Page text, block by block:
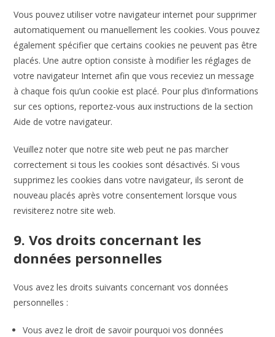
Vous pouvez utiliser votre navigateur internet pour supprimer
automatiquement ou manuellement les cookies. Vous pouvez
également spécifier que certains cookies ne peuvent pas être
placés. Une autre option consiste à modifier les réglages de
votre navigateur Internet afin que vous receviez un message
à chaque fois qu’un cookie est placé. Pour plus d’informations
sur ces options, reportez-vous aux instructions de la section
Aide de votre navigateur.
Veuillez noter que notre site web peut ne pas marcher
correctement si tous les cookies sont désactivés. Si vous
supprimez les cookies dans votre navigateur, ils seront de
nouveau placés après votre consentement lorsque vous
revisiterez notre site web.
9. Vos droits concernant les
données personnelles
Vous avez les droits suivants concernant vos données
personnelles :
Vous avez le droit de savoir pourquoi vos données